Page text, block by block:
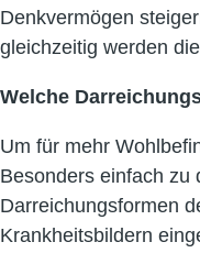
Denkvermögen
gleichzeitig werden
Welche
Um für mehr
Besonders einfach zu
Darreichungsformen
Krankheitsbildern